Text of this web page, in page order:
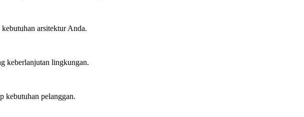
arsitektur Anda.
keberlanjutan lingkungan.
kebutuhan pelanggan.